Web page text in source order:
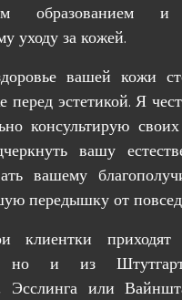
образованием
уходу за кожей.
вашей кожи
перед эстетикой. Я
консультирую
вашу
вашему
передышку от
клиентки
но и из
Эсслинга или